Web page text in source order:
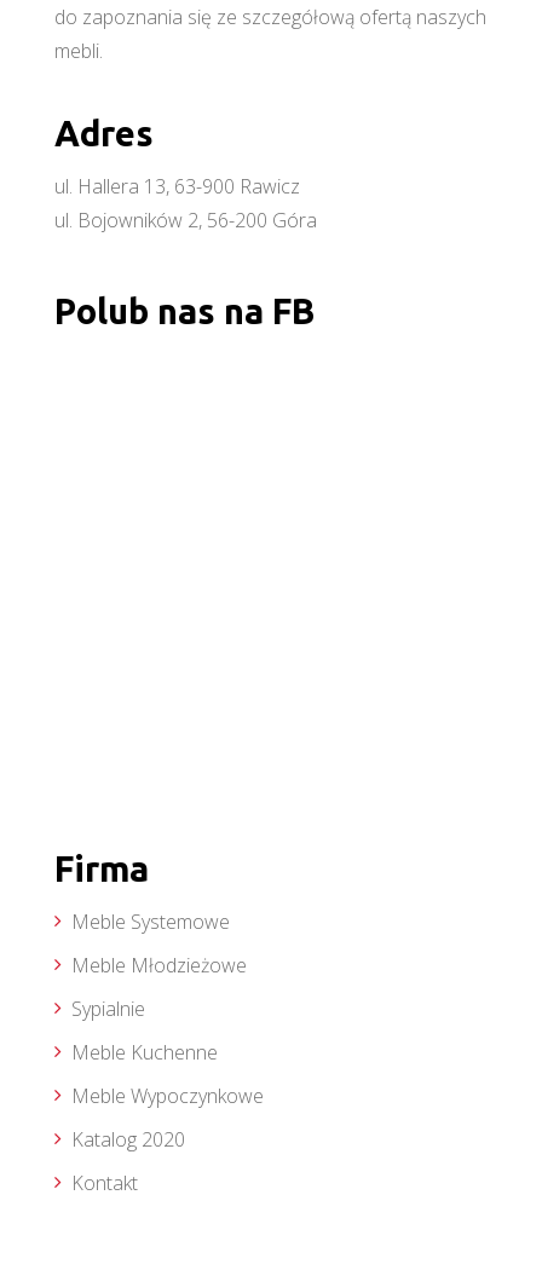
do zapoznania się ze szczegółową ofertą naszych
mebli.
Adres
ul. Hallera 13, 63-900 Rawicz
ul. Bojowników 2, 56-200 Góra
Polub nas na FB
Firma
Meble Systemowe
Meble Młodzieżowe
Sypialnie
Meble Kuchenne
Meble Wypoczynkowe
Katalog 2020
Kontakt